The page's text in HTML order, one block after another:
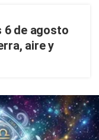
6 de agosto
aire y